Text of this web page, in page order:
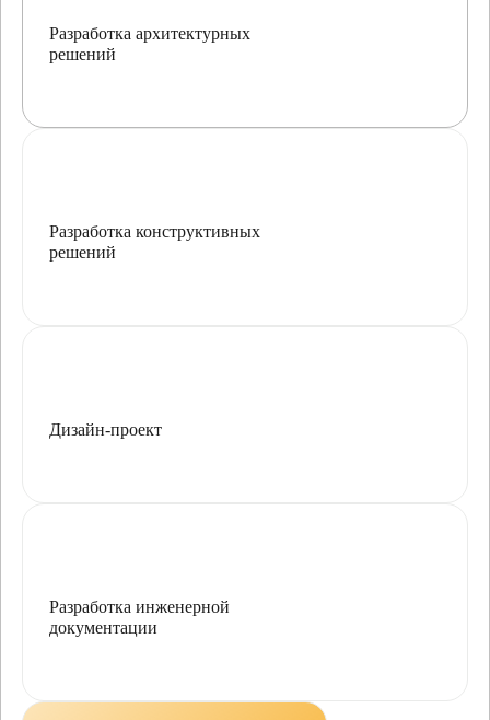
Разработка архитектурных
решений
Разработка конструктивных
решений
Дизайн-проект
Разработка инженерной
документации